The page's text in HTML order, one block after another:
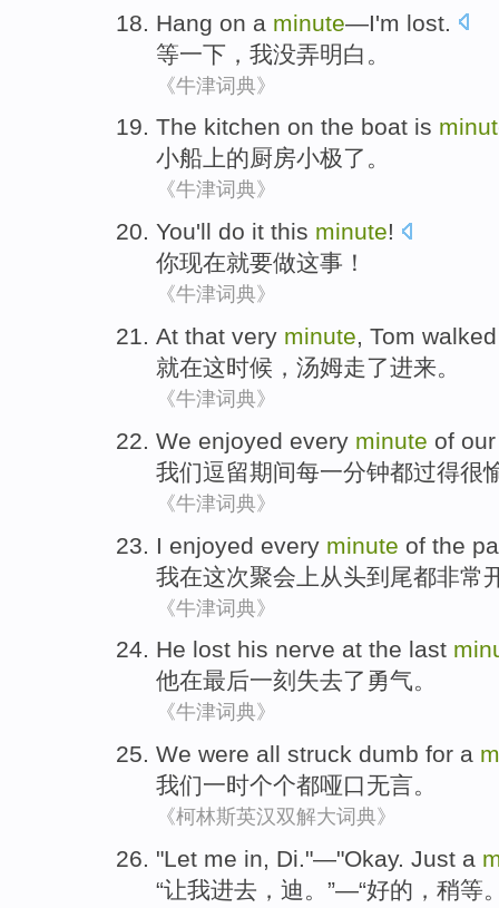
Hang on a minute—I'm lost
等一下 ， 我没弄明白。
《牛津词典》
The kitchen on the boat is
小船 上的厨房小极了 。
《牛津词典》
You'll do it this minute!
你现在就要做这事 ！
《牛津词典》
At that very minute, Tom walked
就在这时候 ， 汤姆走了进来。
《牛津词典》
We enjoyed every minute of
我们逗留期间每一分钟都过得很
《牛津词典》
I enjoyed every minute of the
我在这次聚会上从头到尾都非常
《牛津词典》
He lost his nerve at the last
他在最后一刻 失去了 勇气。
《牛津词典》
We were all struck dumb for a
我们一时个个都哑口无言。
《柯林斯英汉双解大词典》
"Let me in, Di."—"Okay. Just a
“让我进去， 迪。”—“好的 ， 稍等